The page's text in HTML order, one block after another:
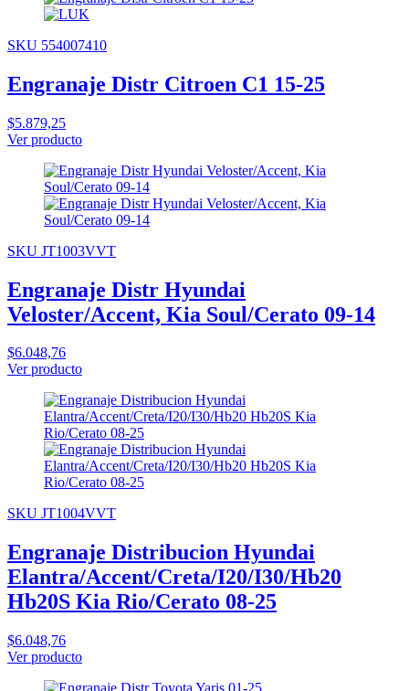
SKU 554007410
Engranaje Distr Citroen C1 15-25
$5.879,25
Ver producto
SKU JT1003VVT
Engranaje Distr Hyundai
Veloster/Accent, Kia Soul/Cerato 09-14
$6.048,76
Ver producto
SKU JT1004VVT
Engranaje Distribucion Hyundai
Elantra/Accent/Creta/I20/I30/Hb20
Hb20S Kia Rio/Cerato 08-25
$6.048,76
Ver producto